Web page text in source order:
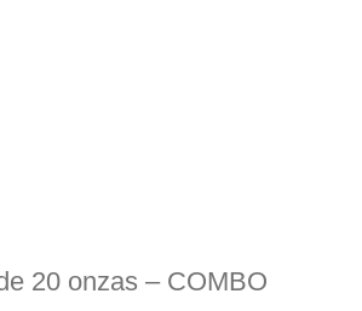
20 onzas – COMBO